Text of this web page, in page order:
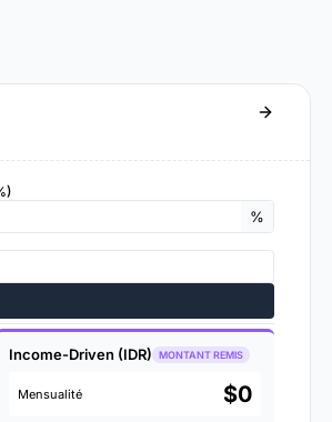
%
Income-Driven (IDR) MONTANT REMIS
Mensualité $0